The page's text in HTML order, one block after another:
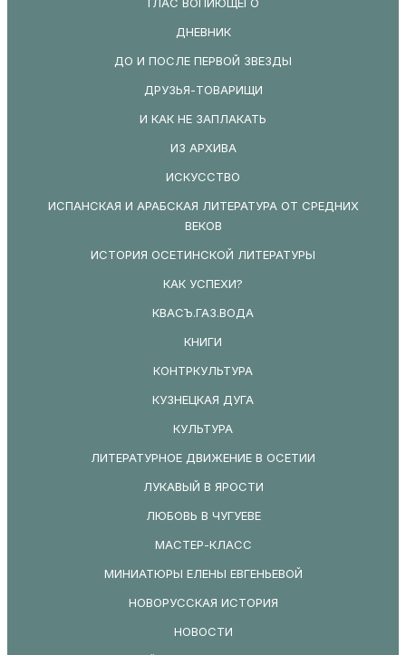
ДНЕВНИК
ДО И ПОСЛЕ ПЕРВОЙ ЗВЕЗДЫ
ДРУЗЬЯ-ТОВАРИЩИ
И КАК НЕ ЗАПЛАКАТЬ
ИЗ АРХИВА
ИСКУССТВО
ИСПАНСКАЯ И АРАБСКАЯ ЛИТЕРАТУРА ОТ СРЕДНИХ
ВЕКОВ
ИСТОРИЯ ОСЕТИНСКОЙ ЛИТЕРАТУРЫ
КАК УСПЕХИ?
КВАСЪ.ГАЗ.ВОДА
КНИГИ
КОНТРКУЛЬТУРА
КУЗНЕЦКАЯ ДУГА
КУЛЬТУРА
ЛИТЕРАТУРНОЕ ДВИЖЕНИЕ В ОСЕТИИ
ЛУКАВЫЙ В ЯРОСТИ
ЛЮБОВЬ В ЧУГУЕВЕ
МАСТЕР-КЛАСС
МИНИАТЮРЫ ЕЛЕНЫ ЕВГЕНЬЕВОЙ
НОВОРУССКАЯ ИСТОРИЯ
НОВОСТИ